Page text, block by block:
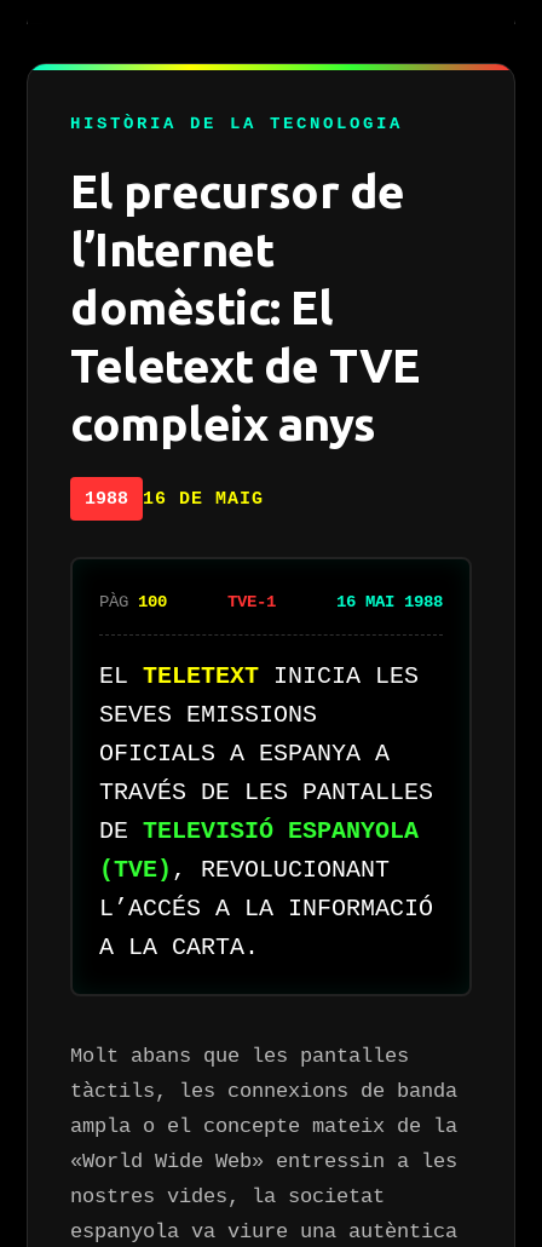
HISTÒRIA DE LA TECNOLOGIA
El precursor de
l’Internet
domèstic: El
Teletext de TVE
compleix anys
1988 16 DE MAIG
PÀG 100 TVE-1 16 MAI 1988
ELTELETEXT INICIA LES
SEVES EMISSIONS
OFICIALS A ESPANYA A
TRAVÉS DE LES PANTALLES
DETELEVISIÓ ESPANYOLA
(TVE) , REVOLUCIONANT
L’ACCÉS A LA INFORMACIÓ
A LA CARTA.
Molt abans que les pantalles
tàctils, les connexions de banda
ampla o el concepte mateix de la
«World Wide Web» entressin a les
nostres vides, la societat
espanyola va viure una autèntica